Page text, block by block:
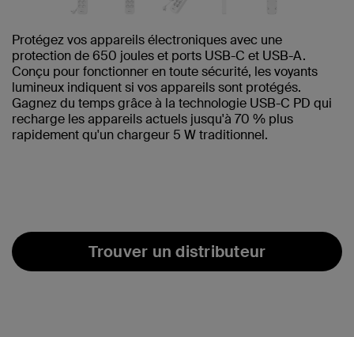
Protégez vos appareils électroniques avec une
protection de 650 joules et ports USB-C et USB-A.
Conçu pour fonctionner en toute sécurité, les voyants
lumineux indiquent si vos appareils sont protégés.
Gagnez du temps grâce à la technologie USB-C PD qui
recharge les appareils actuels jusqu'à 70 % plus
rapidement qu'un chargeur 5 W traditionnel.
Trouver un distributeur